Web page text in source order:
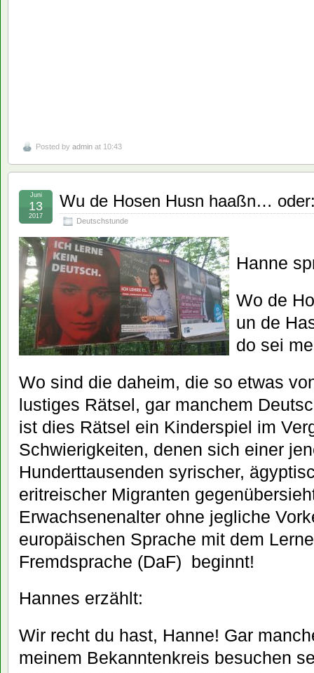
Posted by admin at 10:43
Wu de Hosen Husn haaßn…
Deutschstunde
Juni
13
2017
Hanne
Wo de
un de
do sei
Wo sind die daheim, die so etwas
lustiges Rätsel, gar manchem
ist dies Rätsel ein Kinderspiel im
Schwierigkeiten, denen sich einer
Hunderttausenden syrischer,
eritreischer Migranten
Erwachsenenalter ohne jegliche
europäischen Sprache mit dem
Fremdsprache (DaF) beginnt!
Hannes erzählt:
Wir recht du hast, Hanne! Gar
meinem Bekanntenkreis besuchen